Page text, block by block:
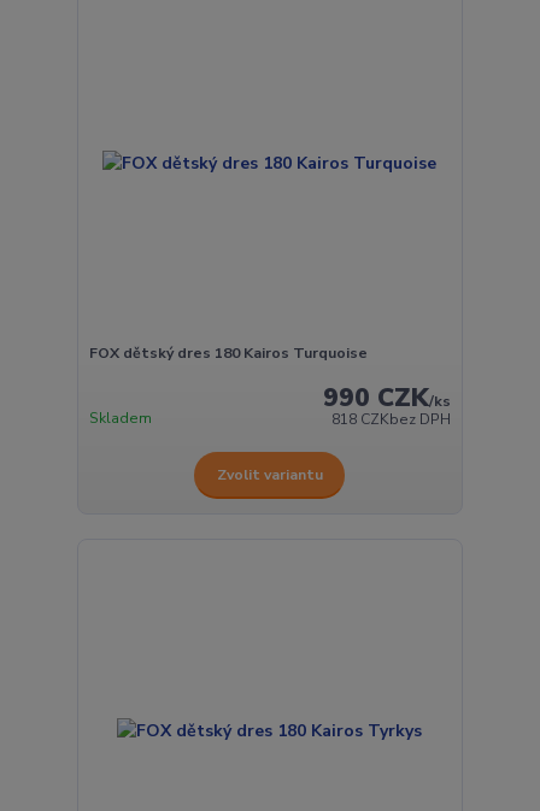
FOX dětský dres 180 Kairos Turquoise
990 CZK/ks
818 CZKbez DPH
Skladem
Zvolit variantu